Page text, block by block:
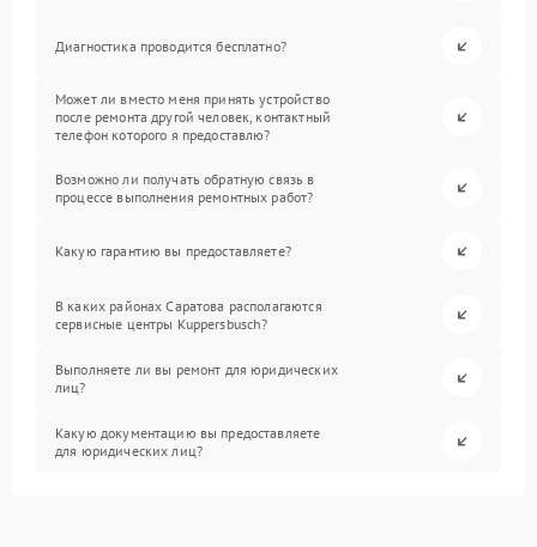
Диагностика проводится бесплатно?
Может ли вместо меня принять устройство
после ремонта другой человек, контактный
телефон которого я предоставлю?
Возможно ли получать обратную связь в
процессе выполнения ремонтных работ?
Какую гарантию вы предоставляете?
В каких районах Саратова располагаются
сервисные центры Kuppersbusch?
Выполняете ли вы ремонт для юридических
лиц?
Какую документацию вы предоставляете
для юридических лиц?